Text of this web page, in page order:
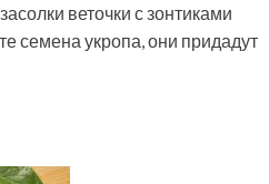
веточки с зонтиками
семена укропа, они придадут